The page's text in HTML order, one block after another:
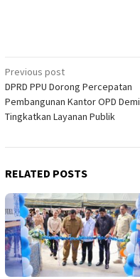
Post
navigation
Previous post
DPRD PPU Dorong Percepatan
Pembangunan Kantor OPD Demi
Tingkatkan Layanan Publik
RELATED POSTS